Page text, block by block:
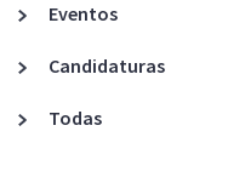
Eventos
Candidaturas
Todas